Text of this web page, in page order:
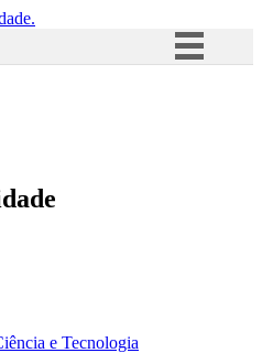
Acesso à informação
e Tecnologia